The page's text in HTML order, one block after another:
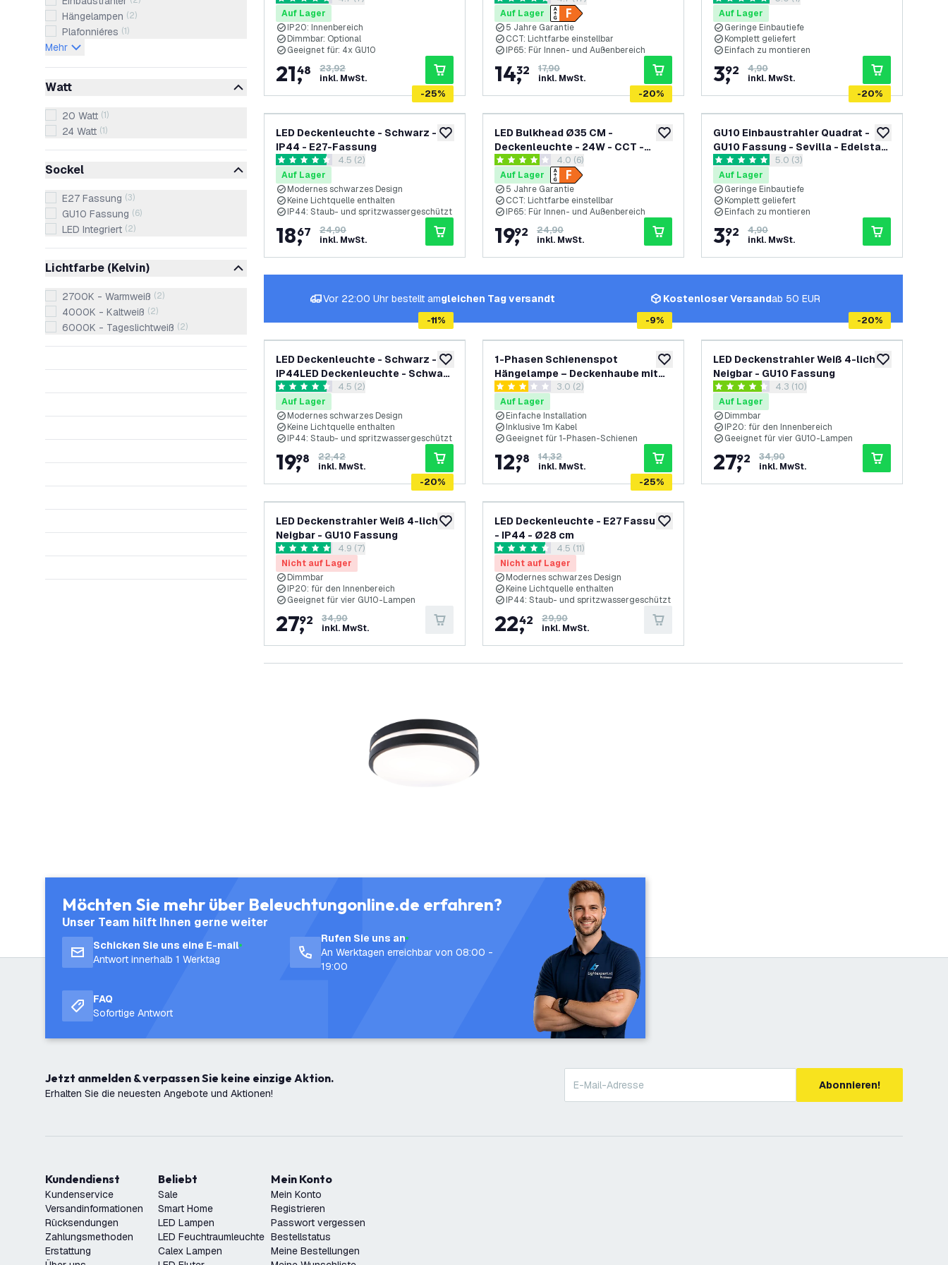
Hängelampen (2)
Plafonniéres (1)
Mehr
Watt
20 Watt (1)
24 Watt (1)
Sockel
E27 Fassung (3)
GU10 Fassung (6)
LED Integriert (2)
Lichtfarbe (Kelvin)
2700K - Warmweiß (2)
4000K - Kaltweiß (2)
6000K - Tageslichtweiß (2)
Auf Lager
IP20: Innenbereich
Dimmbar: Optional
Geeignet für: 4x GU10
21,
48
23,92
inkl. MwSt.
Wasserdicht - 5 Jahre Garantie
Auf Lager
5 Jahre Garantie
CCT: Lichtfarbe einstellbar
IP65: Für Innen- und Außenbereich
14,
32
17,90
inkl. MwSt.
Auf Lager
Geringe Einbautiefe
Komplett geliefert
Einfach zu montieren
3,
92
4,90
inkl. MwSt.
zur Wunschliste hinzufügen
-25%
LED Deckenleuchte - Schwarz -
IP44 - E27-Fassung
Bewertungsbereich öffnen
4.5 Bewertungssterne
4.5 (2)
Auf Lager
Modernes schwarzes Design
Keine Lichtquelle enthalten
IP44: Staub- und spritzwassergeschützt
18,
67
24,90
inkl. MwSt.
zur Wunschliste hinzufügen
-20%
LED Bulkhead Ø35 CM -
Deckenleuchte - 24W - CCT -
2400 Lumen - Schwarz - IP65
Wasserdicht - 5 Jahre Garantie
Bewertungsbereich öffnen
4 Bewertungssterne
4.0 (6)
Auf Lager
5 Jahre Garantie
CCT: Lichtfarbe einstellbar
IP65: Für Innen- und Außenbereich
19,
92
24,90
inkl. MwSt.
zur
-20%
GU10 Einbaustrahler Quadrat -
GU10 Fassung - Sevilla - Edelstahl
- 92mm
Bewertungsbereich öffnen
5 Bewertungssterne
5.0 (3)
Auf Lager
Geringe Einbautiefe
Komplett geliefert
Einfach zu montieren
3,
92
4,90
inkl. MwSt.
zur Wunschliste hinzufügen
-11%
LED Deckenleuchte - Schwarz -
IP44LED Deckenleuchte - Schwarz
- E27-Fassung - IP44
Bewertungsbereich öffnen
4.5 Bewertungssterne
4.5 (2)
Auf Lager
Modernes schwarzes Design
Keine Lichtquelle enthalten
IP44: Staub- und spritzwassergeschützt
19,
98
22,42
inkl. MwSt.
zur Wunschliste hinzufügen
-9%
1-Phasen Schienenspot
Hängelampe – Deckenhaube mit
1m Kabel – GU10 Fassung – Weiß
Bewertungsbereich öffnen
3 Bewertungssterne
3.0 (2)
Auf Lager
Einfache Installation
Inklusive 1m Kabel
Geeignet für 1-Phasen-Schienen
12,
98
14,32
inkl. MwSt.
zur
-20%
LED Deckenstrahler Weiß 4-licht -
Neigbar - GU10 Fassung
Bewertungsbereich öffnen
4.3 Bewertungssterne
4.3 (10)
Auf Lager
Dimmbar
IP20: für den Innenbereich
Geeignet für vier GU10-Lampen
27,
92
34,90
inkl. MwSt.
zur Wunschliste hinzufügen
-20%
LED Deckenstrahler Weiß 4-licht -
Neigbar - GU10 Fassung
Bewertungsbereich öffnen
4.9 Bewertungssterne
4.9 (7)
Nicht auf Lager
Dimmbar
IP20: für den Innenbereich
Geeignet für vier GU10-Lampen
27,
92
34,90
inkl. MwSt.
zur Wunschliste hinzufügen
-25%
LED Deckenleuchte - E27 Fassung
- IP44 - Ø28 cm
Bewertungsbereich öffnen
4.5 Bewertungssterne
4.5 (11)
Nicht auf Lager
Modernes schwarzes Design
Keine Lichtquelle enthalten
IP44: Staub- und spritzwassergeschützt
22,
42
29,90
inkl. MwSt.
Vor 22:00 Uhr bestellt amgleichen Tag versandt Kostenloser Versandab 50 EUR
Möchten Sie mehr über Beleuchtungonline.de erfahren?
Unser Team hilft Ihnen gerne weiter
Schicken Sie uns eine E-mail
Antwort innerhalb 1 Werktag
Rufen Sie uns an
An Werktagen erreichbar von 08:00 -
19:00
FAQ
Sofortige Antwort
Jetzt anmelden & verpassen Sie keine einzige Aktion.
Erhalten Sie die neuesten Angebote und Aktionen!
Abonnieren!
Kundendienst
Kundenservice
Versandinformationen
Rücksendungen
Zahlungsmethoden
Erstattung
Beliebt
Sale
Smart Home
LED Lampen
LED Feuchtraumleuchte
Calex Lampen
Mein Konto
Mein Konto
Registrieren
Passwort vergessen
Bestellstatus
Meine Bestellungen